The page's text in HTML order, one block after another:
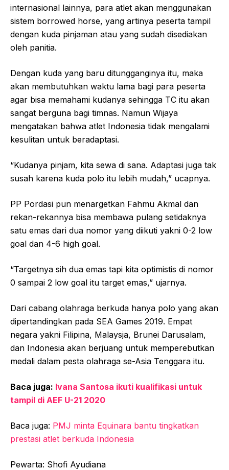
internasional lainnya, para atlet akan menggunakan
sistem borrowed horse, yang artinya peserta tampil
dengan kuda pinjaman atau yang sudah disediakan
oleh panitia.
Dengan kuda yang baru ditungganginya itu, maka
akan membutuhkan waktu lama bagi para peserta
agar bisa memahami kudanya sehingga TC itu akan
sangat berguna bagi timnas. Namun Wijaya
mengatakan bahwa atlet Indonesia tidak mengalami
kesulitan untuk beradaptasi.
“Kudanya pinjam, kita sewa di sana. Adaptasi juga tak
susah karena kuda polo itu lebih mudah,” ucapnya.
PP Pordasi pun menargetkan Fahmu Akmal dan
rekan-rekannya bisa membawa pulang setidaknya
satu emas dari dua nomor yang diikuti yakni 0-2 low
goal dan 4-6 high goal.
“Targetnya sih dua emas tapi kita optimistis di nomor
0 sampai 2 low goal itu target emas,” ujarnya.
Dari cabang olahraga berkuda hanya polo yang akan
dipertandingkan pada SEA Games 2019. Empat
negara yakni Filipina, Malaysja, Brunei Darusalam,
dan Indonesia akan berjuang untuk memperebutkan
medali dalam pesta olahraga se-Asia Tenggara itu.
Baca juga: Ivana Santosa ikuti kualifikasi untuk
tampil di AEF U-21 2020
Baca juga: PMJ minta Equinara bantu tingkatkan
prestasi atlet berkuda Indonesia
Pewarta: Shofi Ayudiana